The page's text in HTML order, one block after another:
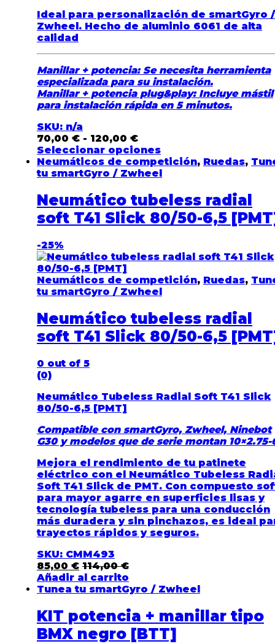
Ideal para personalización de smartGyro /
Zwheel. Hecho de aluminio 6061 de alta
calidad
Manillar + potencia: Se necesita herramienta
especializada para su instalación.
Manillar + potencia plug&play: Incluye mástil
para instalación rápida en 5 minutos.
SKU: n/a
70,00 € - 120,00 €
Seleccionar opciones
Neumáticos de competición, Ruedas,
tu smartGyro / Zwheel
Neumático tubeless radial
soft T41 Slick 80/50-6,5
-25%
Neumáticos de competición, Ruedas,
tu smartGyro / Zwheel
Neumático tubeless radial
soft T41 Slick 80/50-6,5
0 out of 5
(0)
Neumático Tubeless Radial Soft T41 Slick
80/50-6,5 [PMT]
Compatible con smartGyro, Zwheel, Ninebot
G30 y modelos que de serie montan 10×2.75-
Mejora el rendimiento de tu patinete
eléctrico con el Neumático Tubeless
Soft T41 Slickde PMT. Con compuesto
para mayor agarre en superficies lisas y
tecnologíatubeless para una conducción
más duradera y sin pinchazos, es ideal
trayectos rápidos y seguros.
SKU: CMM493
85,00 € 114,00€
Añadir al carrito
Tunea tu smartGyro / Zwheel
KIT potencia + manillar tipo
BMX negro [BTT]